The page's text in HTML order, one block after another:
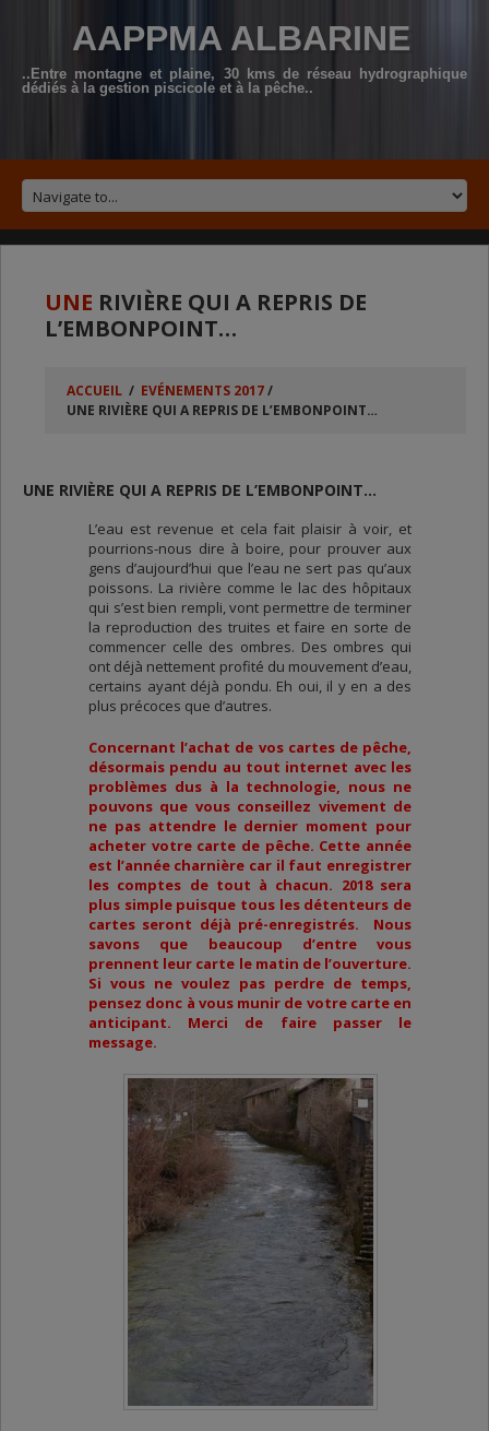
AAPPMA ALBARINE
..Entre montagne et plaine, 30 kms de réseau hydrographique
dédiés à la gestion piscicole et à la pêche..
UNE RIVIÈRE QUI A REPRIS DE
L’EMBONPOINT…
ACCUEIL / EVÉNEMENTS 2017/
UNE RIVIÈRE QUI A REPRIS DE L’EMBONPOINT…
UNE RIVIÈRE QUI A REPRIS DE L’EMBONPOINT…
L’eau est revenue et cela fait plaisir à voir, et
pourrions-nous dire à boire, pour prouver aux
gens d’aujourd’hui que l’eau ne sert pas qu’aux
poissons. La rivière comme le lac des hôpitaux
qui s’est bien rempli, vont permettre de terminer
la reproduction des truites et faire en sorte de
commencer celle des ombres. Des ombres qui
ont déjà nettement profité du mouvement d’eau,
certains ayant déjà pondu. Eh oui, il y en a des
plus précoces que d’autres.
Concernant l’achat de vos cartes de pêche,
désormais pendu au tout internet avec les
problèmes dus à la technologie, nous ne
pouvons que vous conseillez vivement de
ne pas attendre le dernier moment pour
acheter votre carte de pêche. Cette année
est l’année charnière car il faut enregistrer
les comptes de tout à chacun. 2018 sera
plus simple puisque tous les détenteurs de
cartes seront déjà pré-enregistrés. Nous
savons que beaucoup d’entre vous
prennent leur carte le matin de l’ouverture.
Si vous ne voulez pas perdre de temps,
pensez donc à vous munir de votre carte en
anticipant. Merci de faire passer le
message.